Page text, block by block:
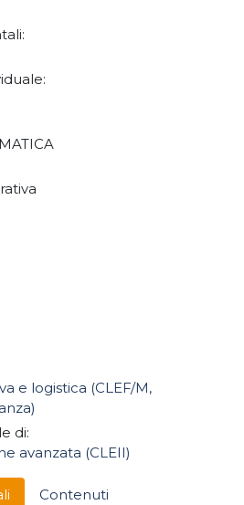
Contenuti
e logistica (CLEF/M,
di:
avanzata (CLEII)